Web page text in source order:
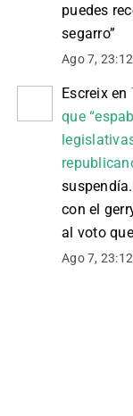
puedes
segarro”
Ago 7, 23:12
Escreixen
que
con el
al voto
Ago 7, 23:12